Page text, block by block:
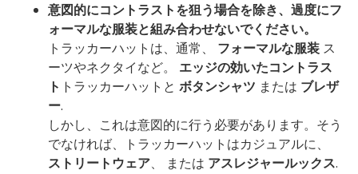
意図的にコントラストを狙う場合を除き、過度にフ
ォーマルな服装と組み合わせないでください。
トラッカーハットは、通常、 フォーマルな服装 ス
ーツやネクタイなど。 エッジの効いたコントラス
ト トラッカーハットと ボタンシャツ または ブレザ
ー.
しかし、これは意図的に行う必要があります。そう
でなければ、トラッカーハットはカジュアルに、
ストリートウェア、 または アスレジャールックス.